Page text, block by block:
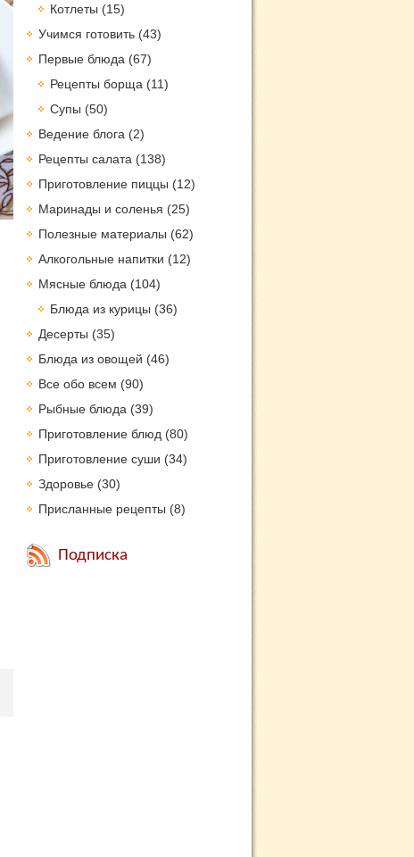
Котлеты (15)
Учимся готовить (43)
Первые блюда (67)
Рецепты борща (11)
Супы (50)
Ведение блога (2)
Рецепты салата (138)
Приготовление пиццы (12)
Маринады и соленья (25)
Полезные материалы (62)
Алкогольные напитки (12)
Мясные блюда (104)
Блюда из курицы (36)
Десерты (35)
Блюда из овощей (46)
Все обо всем (90)
Рыбные блюда (39)
Приготовление блюд (80)
Приготовление суши (34)
Здоровье (30)
Присланные рецепты (8)
Подписка